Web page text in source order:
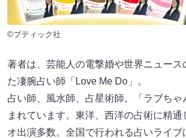
©ブティック社
著者は、芸能人の電撃婚や世界ニュース
た凄腕占い師「Love Me Do」。
占い師、風水師、占星術師。「ラブちゃ
まれています。東洋、西洋の占術に精通
オ出演多数。全国で行われる占いライブ